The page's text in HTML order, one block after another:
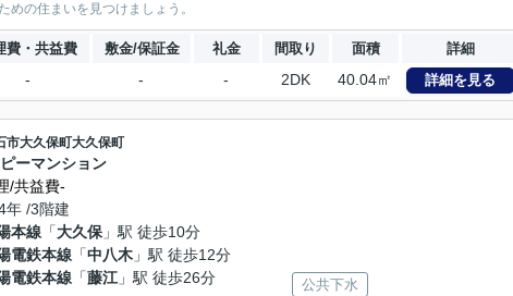
の住まいを見つけましょう。
費・共益費 敷金/保証金 礼金 間取り 面積 詳細
- - - 2DK 40.04㎡ 詳細を見る
市大久保町大久保町
ーマンション
/共益費-
年 /3階建
本線 「大久保 」駅 徒歩10分
電鉄本線 「中八木 」駅 徒歩12分
電鉄本線 「藤江 」駅 徒歩26分 公共下水